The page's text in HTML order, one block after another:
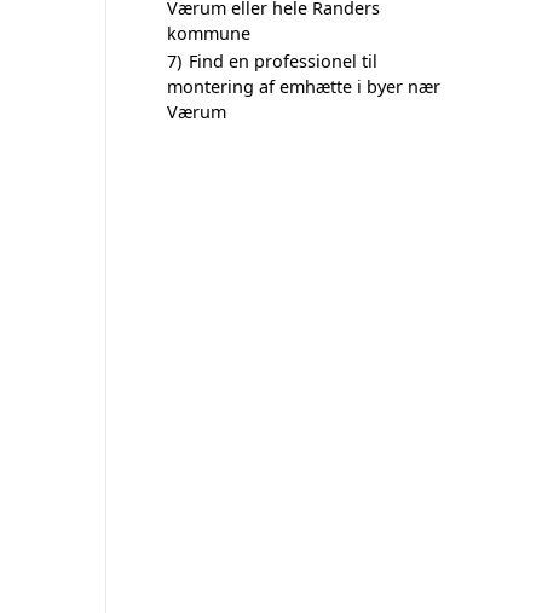
Værum eller hele Randers
kommune
7) Find en professionel til
montering af emhætte i byer nær
Værum